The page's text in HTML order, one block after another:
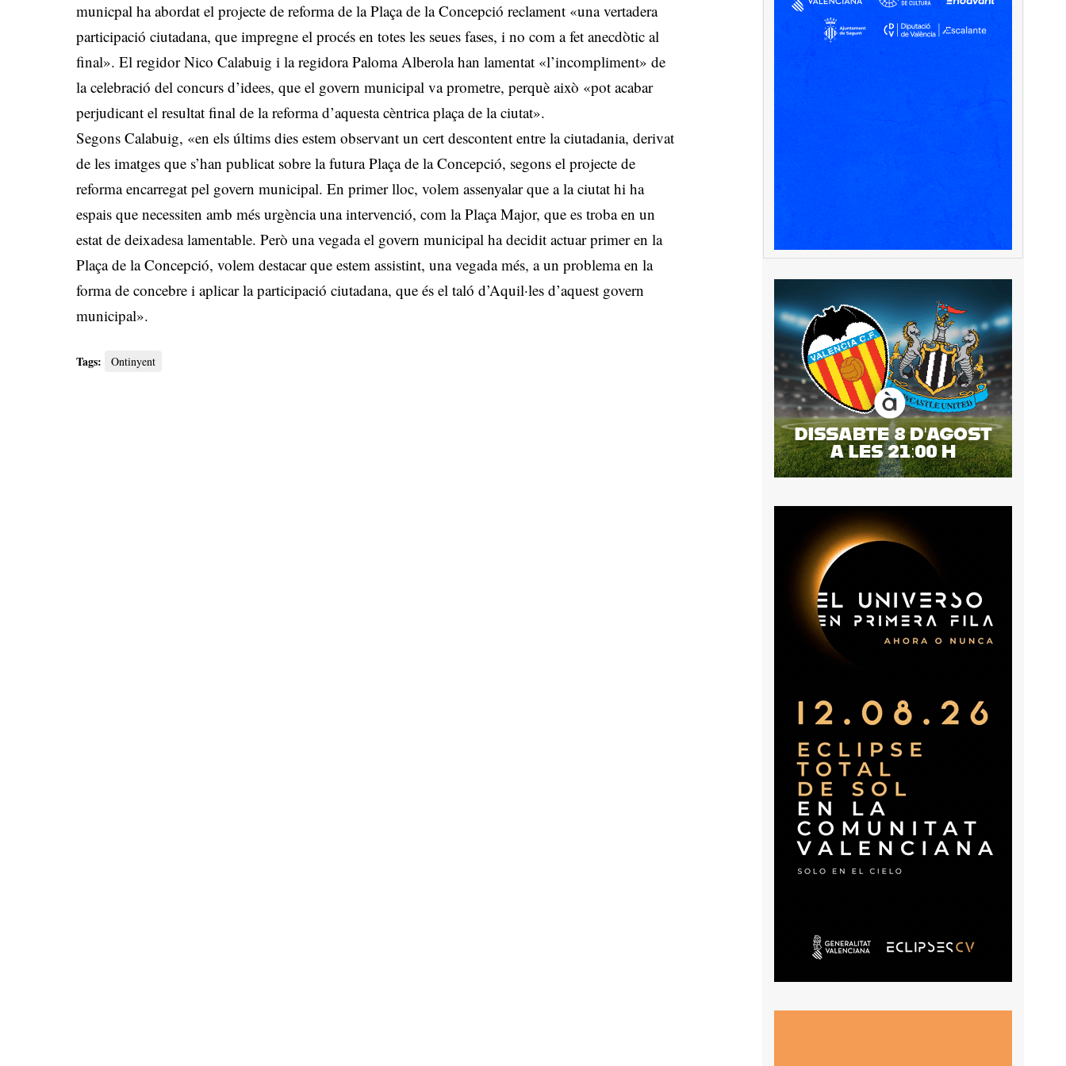
municpal ha abordat el projecte de reforma de la Plaça de la Concepció reclament «una vertadera
participació ciutadana, que impregne el procés en totes les seues fases, i no com a fet anecdòtic al
final». El regidor Nico Calabuig i la regidora Paloma Alberola han lamentat «l’incompliment» de
la celebració del concurs d’idees, que el govern municipal va prometre, perquè això «pot acabar
perjudicant el resultat final de la reforma d’aquesta cèntrica plaça de la ciutat».
Segons Calabuig, «en els últims dies estem observant un cert descontent entre la ciutadania, derivat
de les imatges que s’han publicat sobre la futura Plaça de la Concepció, segons el projecte de
reforma encarregat pel govern municipal. En primer lloc, volem assenyalar que a la ciutat hi ha
espais que necessiten amb més urgència una intervenció, com la Plaça Major, que es troba en un
estat de deixadesa lamentable. Però una vegada el govern municipal ha decidit actuar primer en la
Plaça de la Concepció, volem destacar que estem assistint, una vegada més, a un problema en la
forma de concebre i aplicar la participació ciutadana, que és el taló d’Aquil·les d’aquest govern
municipal».
Tags: Ontinyent